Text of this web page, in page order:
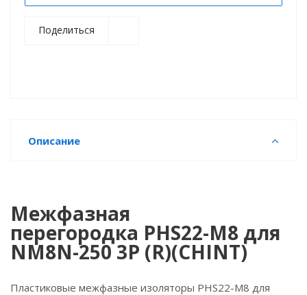
Поделиться
Описание
Межфазная
перегородка PHS22-M8 для
NM8N-250 3P (R)(CHINT)
Пластиковые межфазные изоляторы PHS22-M8 для